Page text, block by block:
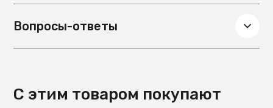
Вопросы-ответы
С этим товаром покупают